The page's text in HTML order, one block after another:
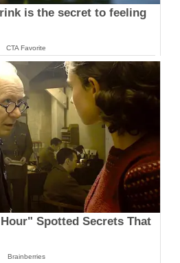
is the secret to feeling
CTA Favorite
Spotted Secrets That
Brainberries